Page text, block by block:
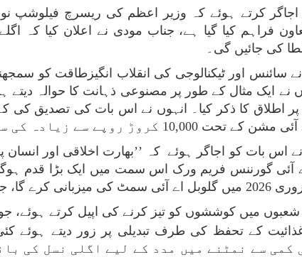
کرتے ہوئے کہ وزیر اعظم کی ریسرچ فیلوشپ
کی جائیں گی۔
سائنس اور ٹیکنالوجی کی انقلاب انگیزطاقت کو
نے ایک مثال کے طور پر مصنوعی ذہانت کا حوالہ
پر اطلاق کا ذکر کیا۔ انہوں نے اس بات کی تصدیق کی
کروڑ روپے سے زیادہ کی سرمایہ کاری کی جا رہی ہے۔
اس بات کو اجاگر ہوئے کہ ’’بھارت اخلاقی اور
آئی گورننس فریم ورک اس سمت میں ایک بڑا قدم
اے آئی کی کوششوں کو تیز کرے گا۔
شعبوں میں کوششوں کو تیز کرنے کی اپیل کرتے
کے تحفظ کی طرف تبدیلی پر زور دیتے ہوئے
کمی سے نمٹنے میں مدد کے لیے اگلی نسل کی